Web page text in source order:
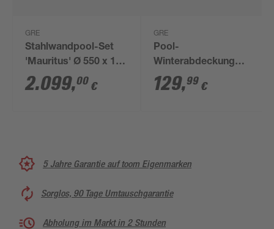
GRE
Stahlwandpool-Set
'Mauritus' Ø 550 x 132
cm mit
Sicherheitsleiter und
2.099,00 €
GRE
Pool-
Winterabdeckung
schwarz 410 x 610 cm
129,99 €
5 Jahre Garantie auf toom Eigenmarken
Sorglos, 90 Tage Umtauschgarantie
Abholung im Markt in 2 Stunden